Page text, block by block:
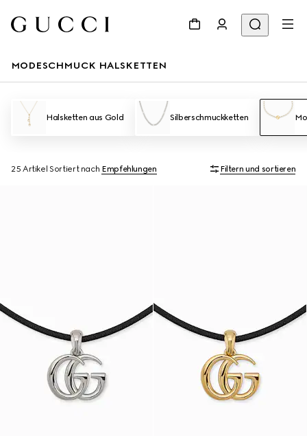
MODESCHMUCK HALSKETTEN
Halsketten aus Gold Silberschmuckketten
25 Artikel Sortiert nach Empfehlungen Filtern und sortieren